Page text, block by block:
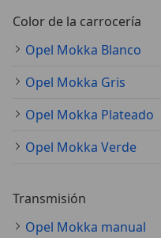
Color de la carrocería
Opel Mokka Blanco
Opel Mokka Gris
Opel Mokka Plateado
Opel Mokka Verde
Transmisión
Opel Mokka manual